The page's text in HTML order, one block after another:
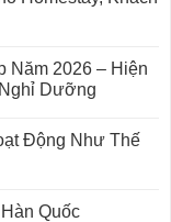
Năm 2026 – Hiện
Dưỡng
Động Như Thế
Quốc